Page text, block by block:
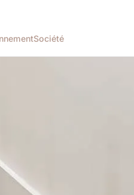
Société